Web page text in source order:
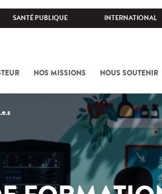
SANTÉ PUBLIQUE INTERNATIONAL
NOS MISSIONS NOUS SOUTENIR